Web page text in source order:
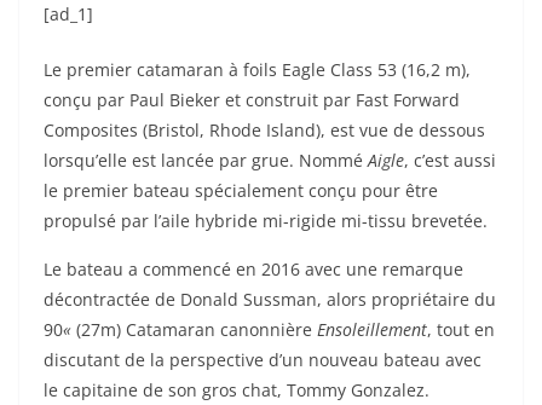
[ad_1]
Le premier catamaran à foils Eagle Class 53 (16,2 m),
conçu par Paul Bieker et construit par Fast Forward
Composites (Bristol, Rhode Island), est vue de dessous
lorsqu’elle est lancée par grue. NomméAigle, c’est aussi
le premier bateau spécialement conçu pour être
propulsé par l’aile hybride mi-rigide mi-tissu brevetée.
Le bateau a commencé en 2016 avec une remarque
décontractée de Donald Sussman, alors propriétaire du
90« (27m) Catamaran canonnière Ensoleillement, tout en
discutant de la perspective d’un nouveau bateau avec
le capitaine de son gros chat, Tommy Gonzalez.